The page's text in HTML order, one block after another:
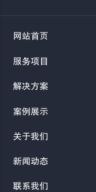
网站首页
服务项目
解决方案
案例展示
关于我们
新闻动态
联系我们